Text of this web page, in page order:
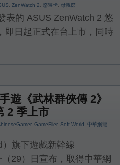
, ZenWatch 2, 悠遊卡, 母親節
表的 ASUS ZenWatch 2 悠
即日起正式在台上市，同時
遊《武林群俠傳 2》
2 季上市
, GameFlier, Soft-World, 中華網龍,
旗下遊戲新幹線
（29）日宣布，取得中華網